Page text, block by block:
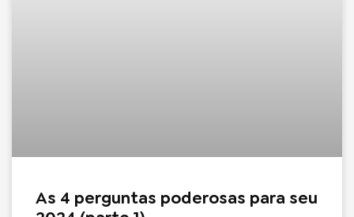
As 4 perguntas poderosas para seu